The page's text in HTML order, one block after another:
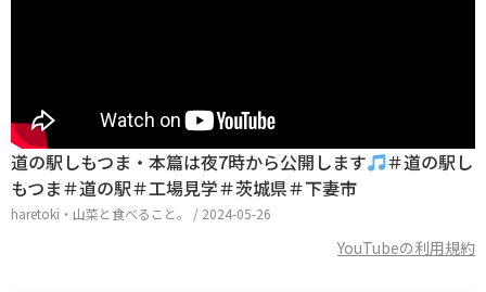
道の駅しもつま・本篇は夜7時から公開します
＃道の駅し
もつま＃道の駅＃工場見学＃茨城県＃下妻市
haretoki・山菜と食べること。 / 2024-05-26
YouTubeの利用規約